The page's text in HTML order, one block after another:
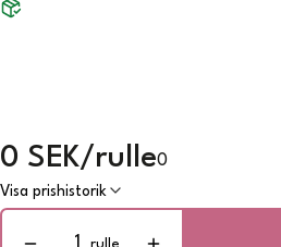
0 SEK/rulle0
Visa prishistorik